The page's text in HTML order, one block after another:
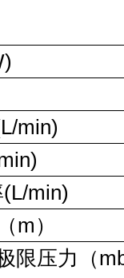
min)
(L/min)
m ）
限压力（